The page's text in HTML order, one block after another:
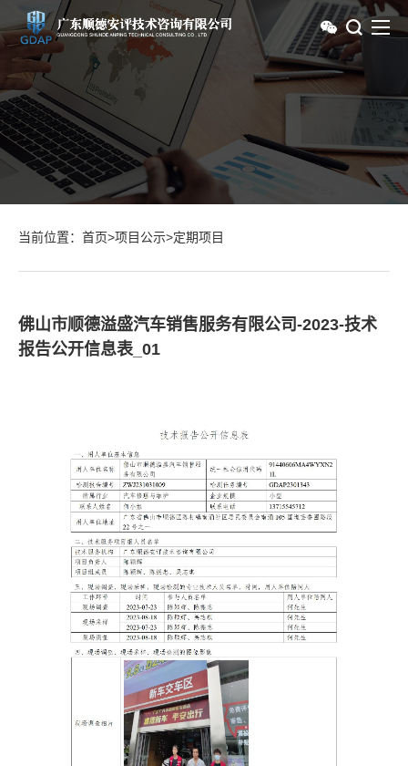
当前位置： 首页>项目公示>定期项目
佛山市顺德溢盛汽车销售服务有限公司-2023-技术
报告公开信息表_01